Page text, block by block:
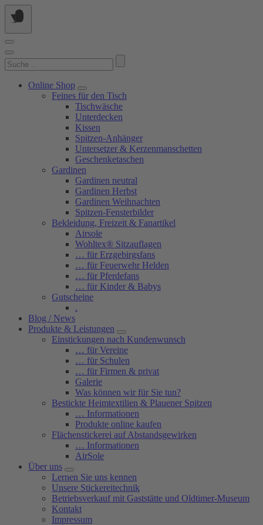
Springe
zum
Suchen
nach:
Online Shop
Feines für den Tisch
Tischwäsche
Unterdecken
Kissen
Spitzen-Anhänger
Untersetzer & Kerzenmanschetten
Geschenketaschen
Gardinen
Gardinen neutral
Gardinen Herbst
Gardinen Weihnachten
Spitzen-Fensterbilder
Bekleidung, Freizeit & Fanartikel
Airsole
Wohltex® Sitzauflagen
… für Erzgebirgsfans
… für Feuerwehr Helden
… für Pferdefans
… für Kinder & Babys
Gutscheine
.
Blog / News
Produkte & Leistungen
Einstickungen nach Kundenwunsch
… für Vereine
… für Schulen
… für Firmen & privat
Galerie
Was können wir für Sie tun?
Bestickte Heimtextilien & Plauener Spitzen
… Informationen
Produkte online kaufen
Flächenstickerei auf Abstandsgewirken
… Informationen
AirSole
Über uns
Lernen Sie uns kennen
Unsere Stickereitechnik
Betriebsverkauf mit Gaststätte und Oldtimer-Museum
Kontakt
Impressum